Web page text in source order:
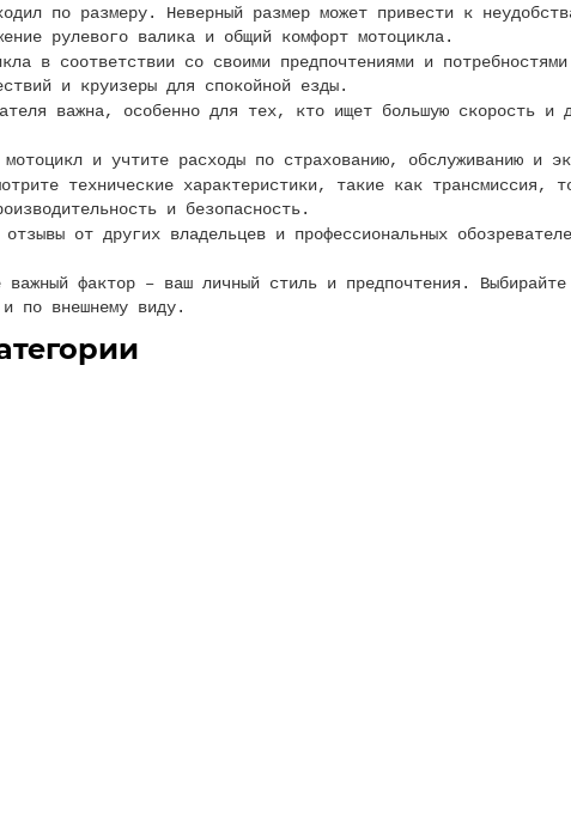
по размеру. Неверный размер может привести к
рулевого валика и общий комфорт мотоцикла.
в соответствии со своими предпочтениями и
и круизеры для спокойной езды.
важна, особенно для тех, кто ищет большую скорость и
и учтите расходы по страхованию, обслуживанию и
технические характеристики, такие как трансмиссия,
и безопасность.
отзывы от других владельцев и профессиональных
фактор – ваш личный стиль и предпочтения.
по внешнему виду.